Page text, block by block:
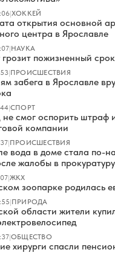
|ХОККЕЙ
открытия основной
центра в Ярославле
|НАУКА
пожизненный
|ПРОИСШЕСТВИЯ
забега в Ярославле
|СПОРТ
смог оспорить штраф
компании
|ПРОИСШЕСТВИЯ
вода в доме стала по-
жалобы в прокуратуру
|ЖКХ
зоопарке родилась
|ПРИРОДА
области жители
|ОБЩЕСТВО
хирурги спасли